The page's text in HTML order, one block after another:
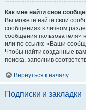
Как мне найти свои
Вы можете найти свои
сообщения» в личном
сообщения пользователя»
или по ссылке «Ваши
Чтобы найти созданные
поиска, заполнив
Вернуться к началу
Подписки и закладки